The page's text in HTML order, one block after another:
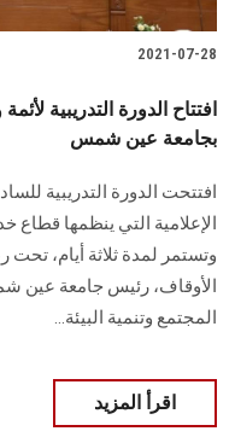
2021-07-28
افتتاح الدورة التدريبية
بجامعة عين شمس
افتتحت الدورة التدريبية
الإعلامية التي ينظمها قطاع
وتستمر لمدة ثلاثة أيام، تحت
الأوقاف، رئيس جامعة عين
المجتمع وتنمية البيئة...
اقرأ المزيد